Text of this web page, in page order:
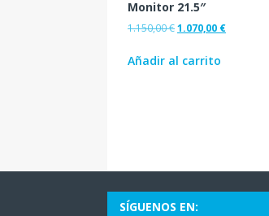
Monitor 21.5″
1.150,00€1.070,00 €
Añadir al carrito
SÍGUENOS EN: